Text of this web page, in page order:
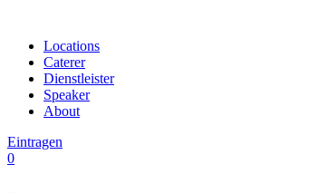
Locations
Caterer
Dienstleister
Speaker
About
Eintragen
0